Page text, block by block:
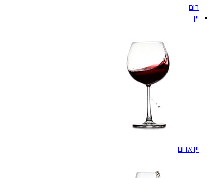
רום
יין
יין אדום